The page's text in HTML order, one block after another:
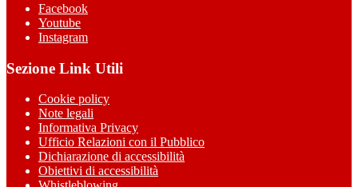
Facebook
Youtube
Instagram
Sezione Link Utili
Cookie policy
Note legali
Informativa Privacy
Ufficio Relazioni con il Pubblico
Dichiarazione di accessibilità
Obiettivi di accessibilità